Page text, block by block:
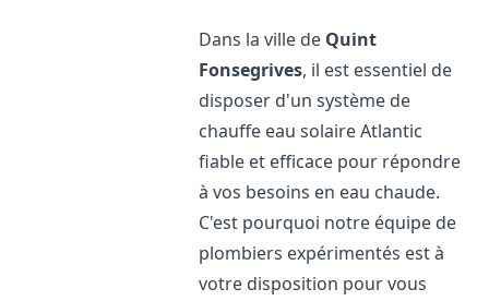
Dans la ville de Quint
Fonsegrives, il est essentiel de
disposer d'un système de
chauffe eau solaire Atlantic
fiable et efficace pour répondre
à vos besoins en eau chaude.
C'est pourquoi notre équipe de
plombiers expérimentés est à
votre disposition pour vous